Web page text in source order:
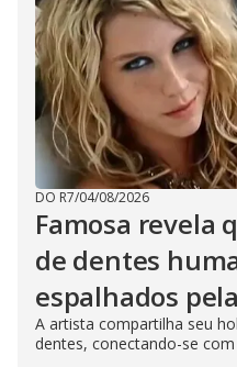
DO R7/04/08/2026
Famosa revela
de dentes
espalhados
A artista compartilha seu
dentes, conectando-se